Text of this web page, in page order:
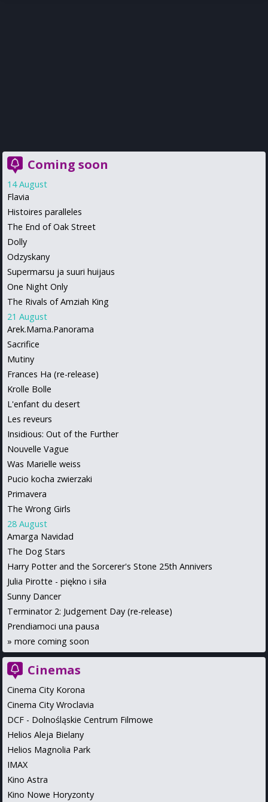
Coming soon
14 August
Flavia
Histoires paralleles
The End of Oak Street
Dolly
Odzyskany
Supermarsu ja suuri huijaus
One Night Only
The Rivals of Amziah King
21 August
Arek.Mama.Panorama
Sacrifice
Mutiny
Frances Ha (re-release)
Krolle Bolle
L'enfant du desert
Les reveurs
Insidious: Out of the Further
Nouvelle Vague
Was Marielle weiss
Pucio kocha zwierzaki
Primavera
The Wrong Girls
28 August
Amarga Navidad
The Dog Stars
Harry Potter and the Sorcerer's Stone 25th Annivers
Julia Pirotte - piękno i siła
Sunny Dancer
Terminator 2: Judgement Day (re-release)
Prendiamoci una pausa
» more coming soon
Cinemas
Cinema City Korona
Cinema City Wroclavia
DCF - Dolnośląskie Centrum Filmowe
Helios Aleja Bielany
Helios Magnolia Park
IMAX
Kino Astra
Kino Nowe Horyzonty